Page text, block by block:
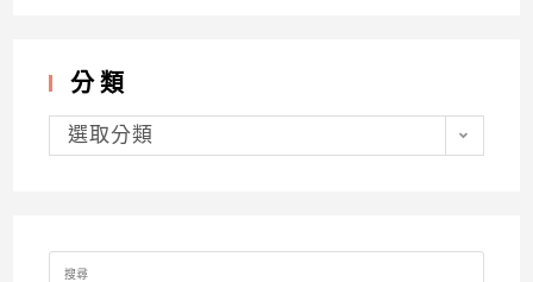
分類
分
類選取分類
Search
for: